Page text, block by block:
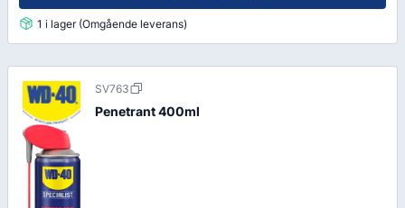
1 i lager (Omgående leverans)
SV763
Penetrant 400ml